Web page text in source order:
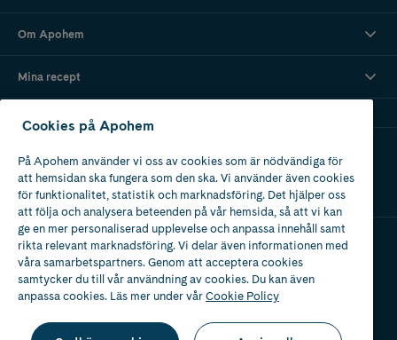
Om Apohem
Mina recept
Apotek med tillstånd
av Läkemedelsverket
Cookies på Apohem
På Apohem använder vi oss av cookies som är nödvändiga för
att hemsidan ska fungera som den ska. Vi använder även cookies
för funktionalitet, statistik och marknadsföring. Det hjälper oss
att följa och analysera beteenden på vår hemsida, så att vi kan
ge en mer personaliserad upplevelse och anpassa innehåll samt
rikta relevant marknadsföring. Vi delar även informationen med
våra samarbetspartners. Genom att acceptera cookies
samtycker du till vår användning av cookies. Du kan även
anpassa cookies. Läs mer under vårCookie Policy